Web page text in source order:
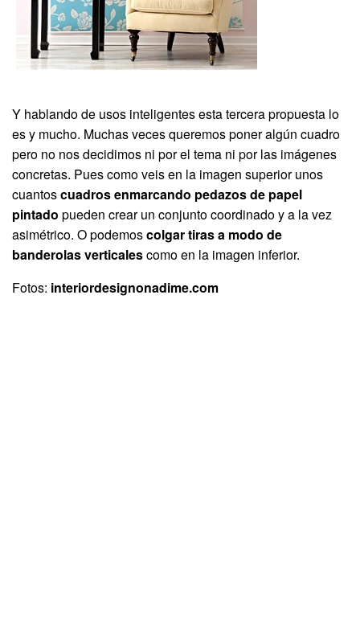
Y hablando de usos inteligentes esta tercera propuesta lo
es y mucho. Muchas veces queremos poner algún cuadro
pero no nos decidimos ni por el tema ni por las imágenes
concretas. Pues como veis en la imagen superior unos
cuantoscuadros enmarcando pedazos de papel
pintado pueden crear un conjunto coordinado y a la vez
asimétrico. O podemoscolgar tiras a modo de
banderolas verticalescomo en la imagen inferior.
Fotos: interiordesignonadime.com